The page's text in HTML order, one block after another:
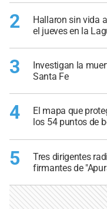
2
Hallaron sin vida
el jueves en la
3
Investigan la
Santa Fe
4
El mapa que
los 54 puntos de
5
Tres dirigentes
firmantes de